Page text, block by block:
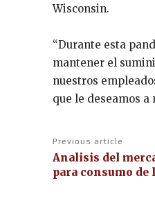
Wisconsin.
“Durante esta
mantener el
nuestros
que le deseamos a
Previous article
Analisis del
para consumo de